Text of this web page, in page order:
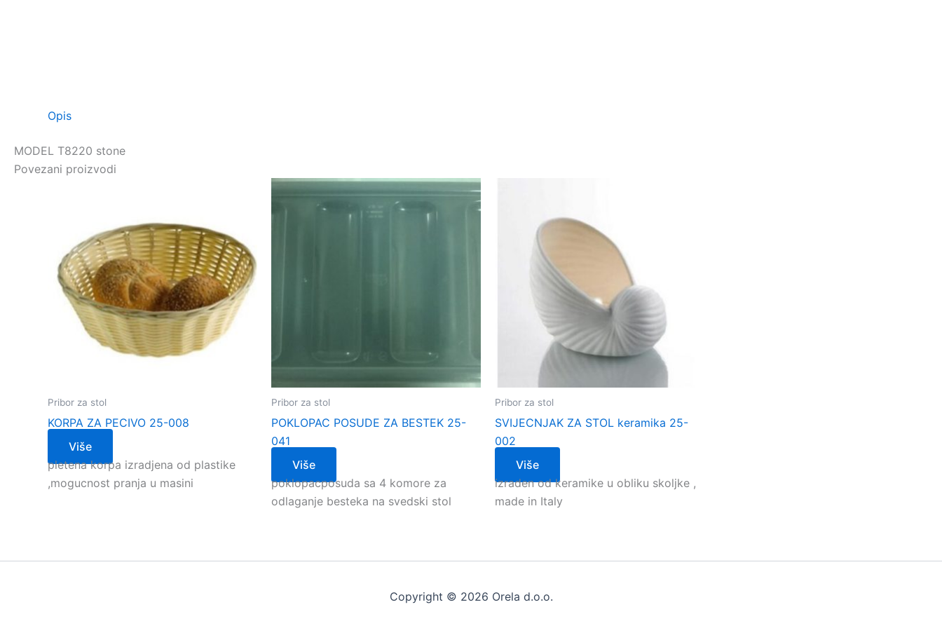
Opis
MODEL T8220 stone
Povezani proizvodi
Pribor za stol
KORPA ZA PECIVO 25-008
Više
pletena korpa izradjena od plastike
,mogucnost pranja u masini
Pribor za stol
POKLOPAC POSUDE ZA BESTEK 25-
041
Više
poklopacposuda sa 4 komore za
odlaganje besteka na svedski stol
Pribor za stol
SVIJECNJAK ZA STOL keramika 25-
002
Više
izraden od keramike u obliku skoljke ,
made in Italy
Copyright © 2026 Orela d.o.o.